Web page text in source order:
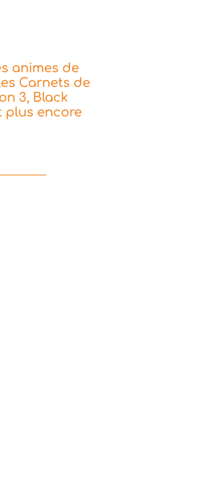
animes de
Carnets de
3, Black
plus encore